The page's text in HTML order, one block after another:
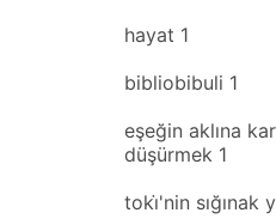
hayat 1
bibliobibuli 1
eşeğin aklına
düşürmek 1
toki̇'nin sığınak